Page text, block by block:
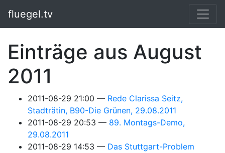
fluegel.tv
Einträge aus August
2011
2011-08-29 21:00
Rede Clarissa Seitz,
Stadträtin, B90-Die Grünen, 29.08.2011
2011-08-29 20:53
89. Montags-Demo,
29.08.2011
2011-08-29 14:53
Das Stuttgart-Problem